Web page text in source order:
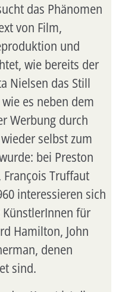
das Phänomen
von Film,
und
wie bereits der
Nielsen das Still
es neben dem
Werbung durch
selbst zum
bei Preston
Truffaut
interessieren sich
für
Hamilton, John
denen
sind.